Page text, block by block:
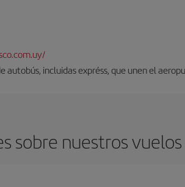
autobús, incluidas expréss, que unen el
sobre nuestros